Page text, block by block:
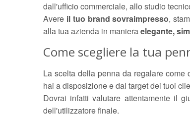
dall'ufficio commerciale, allo studio
Avere il tuo brand sovraimpresso,
alla tua azienda in manieraelegante,
Come scegliere la tua
La scelta della penna da regalare come
hai a disposizione e dal target dei tuoi
Dovrai infatti valutare attentamente il
dell'utilizzatore finale.